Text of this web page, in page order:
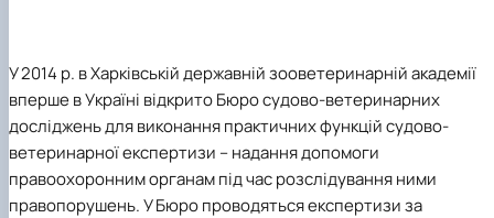
У 2014 р. в Харківській державній зооветеринарній академії
вперше в Україні відкрито Бюро судово-ветеринарних
досліджень для виконання практичних функцій судово-
ветеринарної експертизи – надання допомоги
правоохоронним органам під час розслідування ними
правопорушень. У Бюро проводяться експертизи за